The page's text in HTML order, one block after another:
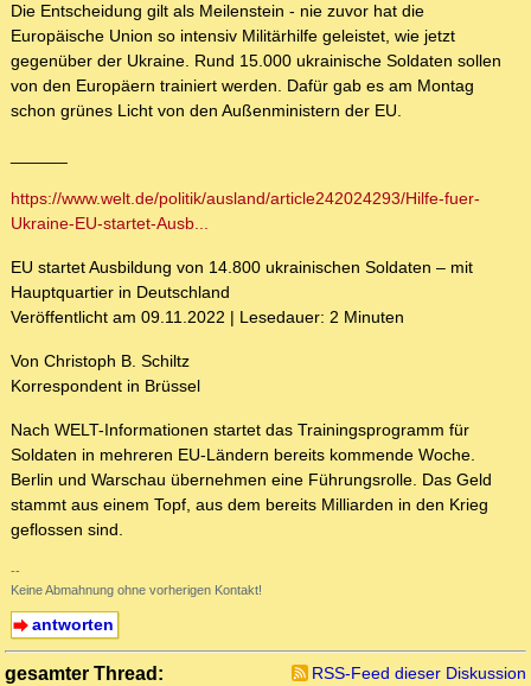
Die Entscheidung gilt als Meilenstein - nie zuvor hat die
Europäische Union so intensiv Militärhilfe geleistet, wie jetzt
gegenüber der Ukraine. Rund 15.000 ukrainische Soldaten sollen
von den Europäern trainiert werden. Dafür gab es am Montag
schon grünes Licht von den Außenministern der EU.
https://www.welt.de/politik/ausland/article242024293/Hilfe-fuer-
Ukraine-EU-startet-Ausb...
EU startet Ausbildung von 14.800 ukrainischen Soldaten – mit
Hauptquartier in Deutschland
Veröffentlicht am 09.11.2022 | Lesedauer: 2 Minuten
Von Christoph B. Schiltz
Korrespondent in Brüssel
Nach WELT-Informationen startet das Trainingsprogramm für
Soldaten in mehreren EU-Ländern bereits kommende Woche.
Berlin und Warschau übernehmen eine Führungsrolle. Das Geld
stammt aus einem Topf, aus dem bereits Milliarden in den Krieg
geflossen sind.
--
Keine Abmahnung ohne vorherigen Kontakt!
antworten
gesamter Thread:
RSS-Feed dieser Diskussion